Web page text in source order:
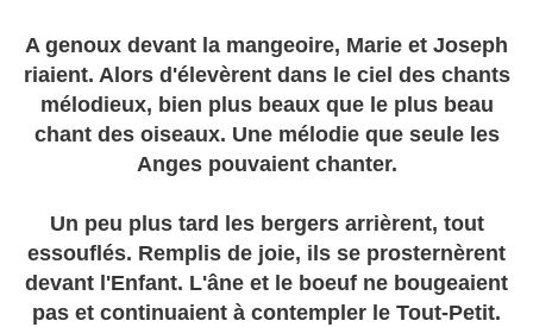
A genoux devant la mangeoire, Marie et Joseph
riaient. Alors d'élevèrent dans le ciel des chants
mélodieux, bien plus beaux que le plus beau
chant des oiseaux. Une mélodie que seule les
Anges pouvaient chanter.
Un peu plus tard les bergers arrièrent, tout
essouflés. Remplis de joie, ils se prosternèrent
devant l'Enfant. L'âne et le boeuf ne bougeaient
pas et continuaient à contempler le Tout-Petit.